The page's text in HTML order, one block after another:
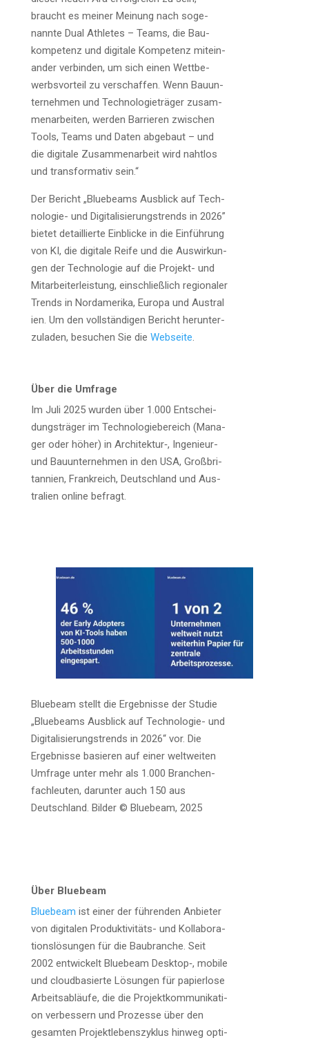
braucht es mei­ner Mei­nung nach soge­
nann­te Dual Ath­le­tes – Teams, die Bau­
kom­pe­tenz und digi­ta­le Kom­pe­tenz mit­ein­
an­der ver­bin­den, um sich einen Wett­be­
werbs­vor­teil zu ver­schaf­fen. Wenn Bau­un­
ter­neh­men und Tech­no­lo­gie­trä­ger zusam­
men­ar­bei­ten, wer­den Bar­rie­ren zwi­schen
Tools, Teams und Daten abge­baut – und
die digi­ta­le Zusam­men­ar­beit wird naht­los
und trans­for­ma­tiv sein.“
Der Bericht „Bluebeams Aus­blick auf Tech­
no­lo­gie- und Digi­ta­li­sie­rungs­trends in 2026”
bie­tet detail­lier­te Ein­bli­cke in die Ein­füh­rung
von KI, die digi­ta­le Rei­fe und die Aus­wir­kun­
gen der Tech­no­lo­gie auf die Pro­jekt- und
Mit­ar­bei­ter­leis­tung, ein­schließ­lich regio­na­ler
Trends in Nord­ame­ri­ka, Euro­pa und Aus­tra­l
i­en. Um den voll­stän­di­gen Bericht her­un­ter­
zu­la­den, besu­chen Sie die Web­sei­te.
Über die Umfrage
Im Juli 2025 wur­den über 1.000 Ent­schei­
dungs­trä­ger im Tech­no­lo­gie­be­reich (Mana­
ger oder höher) in Architektur‑, Inge­nieur-
und Bau­un­ter­neh­men in den USA, Groß­bri­
tan­ni­en, Frank­reich, Deutsch­land und Aus­
tra­li­en online befragt.
Bluebeam stellt die Ergeb­nis­se der Stu­die
„Bluebeams Aus­blick auf Tech­no­lo­gie- und
Digi­ta­li­sie­rungs­trends in 2026“ vor. Die
Ergeb­nis­se basie­ren auf einer welt­wei­ten
Umfra­ge unter mehr als 1.000 Bran­chen­
fach­leu­ten, dar­un­ter auch 150 aus
Deutsch­land. Bil­der © Bluebeam, 2025
Über Bluebeam
Bluebeam ist einer der füh­ren­den Anbie­ter
von digi­ta­len Pro­duk­ti­vi­täts- und Kol­la­bo­ra­
ti­ons­lö­sun­gen für die Bau­bran­che. Seit
2002 ent­wi­ckelt Bluebeam Desktop‑, mobi­le
und cloud­ba­sier­te Lösun­gen für papier­lo­se
Arbeits­ab­läu­fe, die die Pro­jekt­kom­mu­ni­ka­ti­
on ver­bes­sern und Pro­zes­se über den
gesam­ten Pro­jekt­le­bens­zy­klus hin­weg opti­